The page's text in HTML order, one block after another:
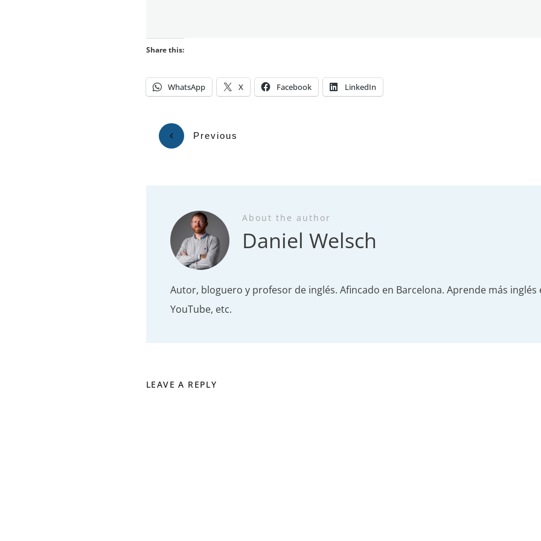
Share this:
WhatsApp X Facebook LinkedIn
Previous
About the author
Daniel Welsch
Autor, bloguero y profesor de inglés. Afincado en Barcelona. Aprende más inglés
YouTube, etc.
LEAVE A REPLY